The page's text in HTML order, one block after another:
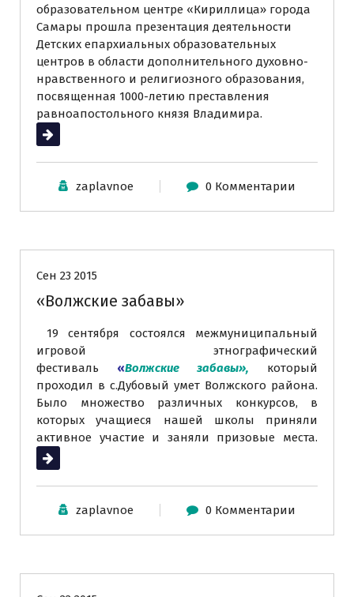
образовательном центре «Кириллица» города
Самары прошла презентация деятельности
Детских епархиальных образовательных
центров в области дополнительного духовно-
нравственного и религиозного образования,
посвященная 1000-летию преставления
равноапостольного князя Владимира.
Читать далее
zaplavnoe 0 Комментарии
Сен 23 2015
«Волжские забавы»
19 сентября состоялся межмуниципальный
игровой этнографический
фестиваль «Волжские забавы», который
проходил в с.Дубовый умет Волжского района.
Было множество различных конкурсов, в
которых учащиеся нашей школы приняли
активное участие и заняли призовые места.
Читать далее
zaplavnoe 0 Комментарии